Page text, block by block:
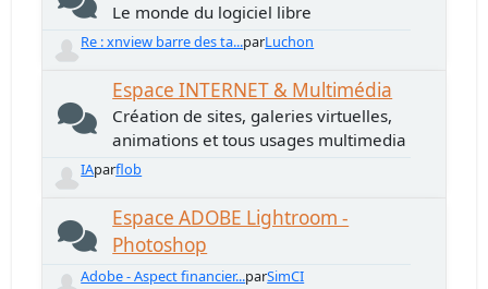
Le monde du logiciel libre
Re : xnview barre des ta...parLuchon
Espace INTERNET & Multimédia
Création de sites, galeries virtuelles,
animations et tous usages multimedia
IAparflob
Espace ADOBE Lightroom -
Photoshop
Adobe - Aspect financier...parSimCI